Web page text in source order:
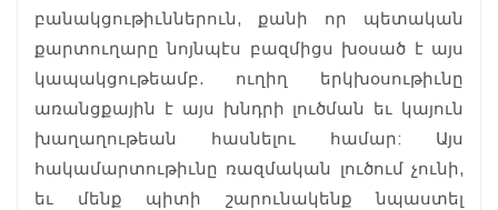
բանակցութիւններուն, քանի որ պետական
քարտուղարը նոյնպէս բազմիցս խօսած է այս
կապակցութեամբ. ուղիղ երկխօսութիւնը
առանցքային է այս խնդրի լուծման եւ կայուն
խաղաղութեան հասնելու համար: Այս
հակամարտութիւնը ռազմական լուծում չունի,
եւ մենք պիտի շարունակենք նպաստել